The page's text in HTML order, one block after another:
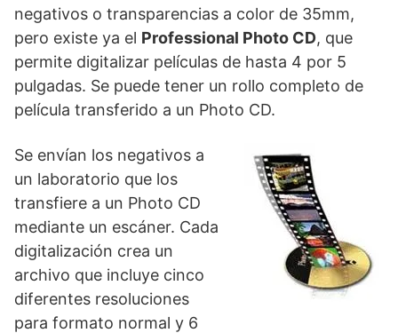
negativos o transparencias a color de 35mm,
pero existe ya el Professional Photo CD, que
permite digitalizar películas de hasta 4 por 5
pulgadas. Se puede tener un rollo completo de
película transferido a un Photo CD.
Se envían los negativos a
un laboratorio que los
transfiere a un Photo CD
mediante un escáner. Cada
digitalización crea un
archivo que incluye cinco
diferentes resoluciones
para formato normal y 6